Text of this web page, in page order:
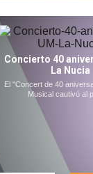
Concierto 40
La Nucia
El "Concert de 40
Musical cautivó al